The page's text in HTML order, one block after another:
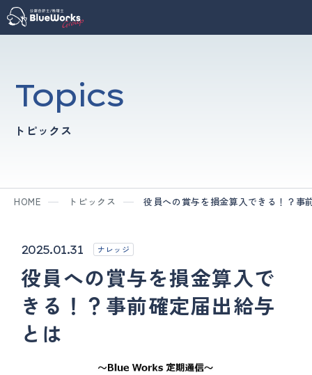
Topics
トピックス
HOME トピックス 役員への賞与を損金算入できる！？事
2025.01.31 ナレッジ
役員への賞与を損金算入で
きる！？事前確定届出給与
とは